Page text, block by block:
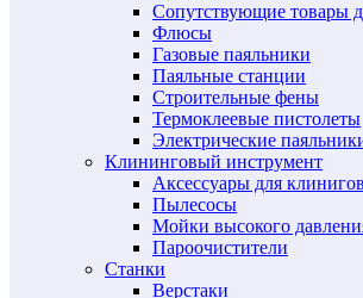
Сопутствующие товары
Флюсы
Газовые паяльники
Паяльные станции
Строительные фены
Термоклеевые пистолеты
Электрические
Клининговый инструмент
Аксессуары для
Пылесосы
Мойки высокого
Пароочистители
Станки
Верстаки